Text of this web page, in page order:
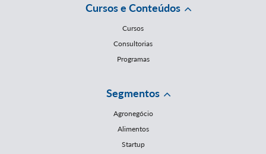
Cursos e Conteúdos
Cursos
Consultorias
Programas
Segmentos
Agronegócio
Alimentos
Startup